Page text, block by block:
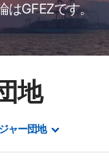
GFEZです。
地
ャー団地